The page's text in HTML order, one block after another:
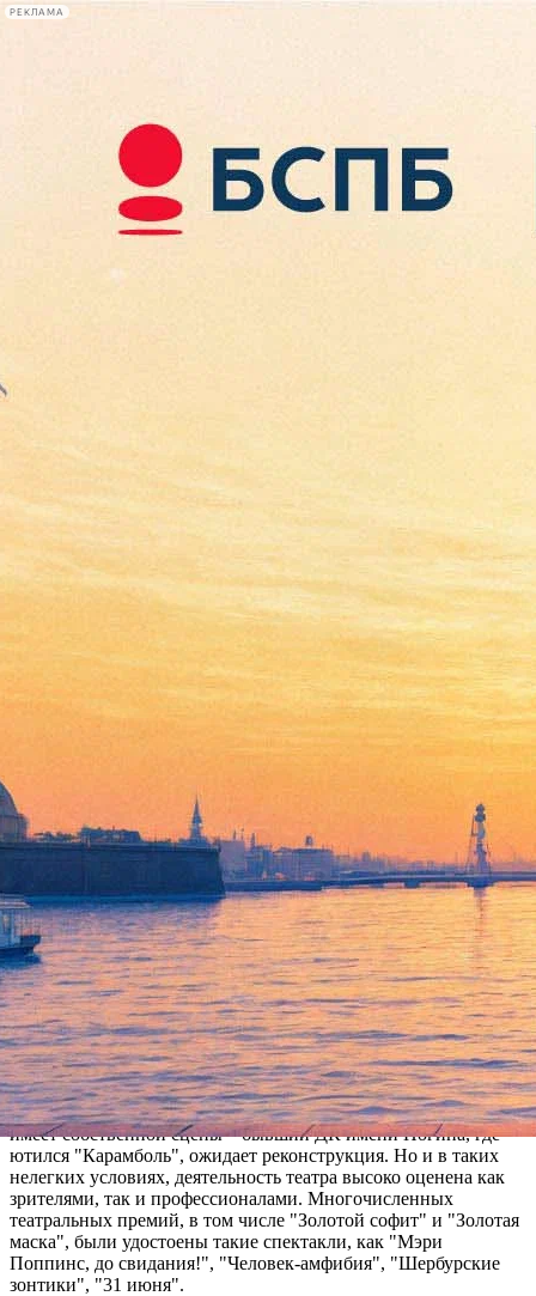
РЕКЛАМА
Сегодня:
2026.08.07
20:04
Афиша Plus
Театр "Карамболь" отмечает
25-летний юбилей
18 февраля 2016, Версия для печати
Сегодня в концертном зале "У Финляндского" пройдет
музыкальный вечер "Дом, который построили мы",
посвященный 25-летию музыкального театра "Карамболь". В
программе концерта – выступления артистов театра в лучших
номерах из репертуарных мюзиклов театра, а также
поздравления от известных деятелей культуры, с которыми
сотрудничал театр: композитора Александра Зацепина, поэтов
Юрия Энтина и Ильи Резника. Специальным гостем
программы станет композитор Максим Дунаевский –
написанная им "Мэри Поппинс" впервые появилась на сцене
в виде театрального мюзикла в содружестве с театром
"Карамболь".
Театр, руководимый музыковедом Ириной Брондз, пока не
имеет собственной сцены – бывший ДК имени Ногина, где
ютился "Карамболь", ожидает реконструкция. Но и в таких
нелегких условиях, деятельность театра высоко оценена как
зрителями, так и профессионалами. Многочисленных
театральных премий, в том числе "Золотой софит" и "Золотая
маска", были удостоены такие спектакли, как "Мэри
Поппинс, до свидания!", "Человек-амфибия", "Шербурские
зонтики", "31 июня".